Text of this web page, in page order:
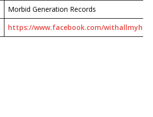
Morbid Generation Records
https://www.facebook.com/